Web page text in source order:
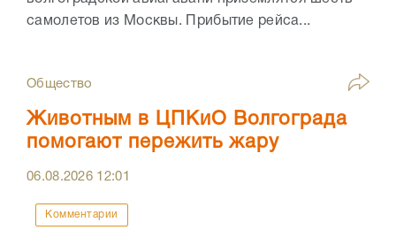
самолетов из Москвы. Прибытие рейса...
Общество
Животным в ЦПКиО Волгограда
помогают пережить жару
06.08.2026 12:01
Комментарии